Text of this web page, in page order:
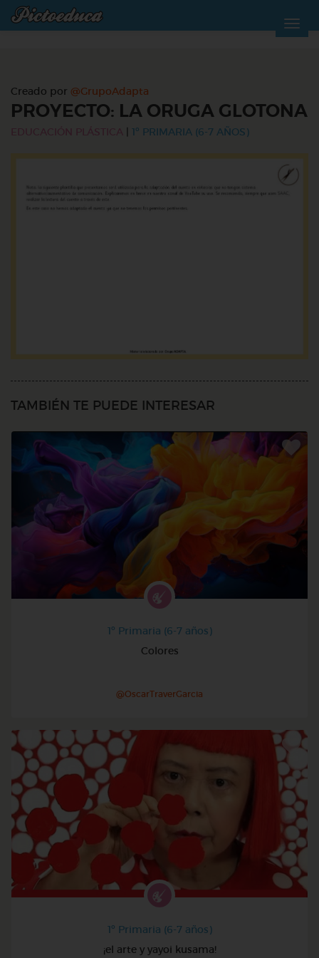
Creado por @GrupoAdapta
PROYECTO: LA ORUGA GLOTONA
EDUCACIÓN PLÁSTICA 1º PRIMARIA (6-7 AÑOS)
TAMBIÉN TE PUEDE INTERESAR
1º Primaria (6-7 años)
Colores
@OscarTraverGarcia
1º Primaria (6-7 años)
¡el arte y yayoi kusama!